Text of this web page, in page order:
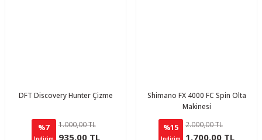
DFT Discovery Hunter Çizme
%7
İndirim
1.000,00 TL
935,00 TL
Shimano FX 4000 FC Spin Olta
Makinesi
%15
İndirim
2.000,00 TL
1.700,00 TL